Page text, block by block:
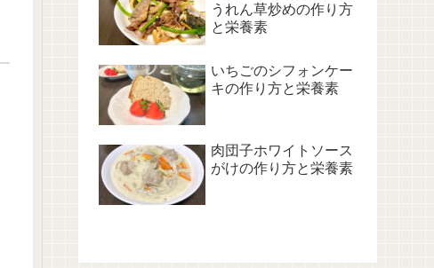
うれん草炒めの作り方
と栄養素
いちごのシフォンケー
キの作り方と栄養素
肉団子ホワイトソース
がけの作り方と栄養素